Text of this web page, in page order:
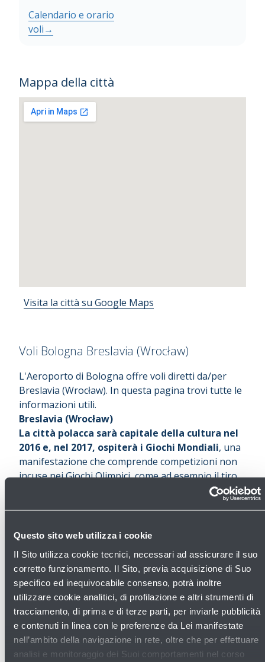
Questo sito web utilizza i cookie
Il Sito utilizza cookie tecnici, necessari ad assicurare il suo
corretto funzionamento. Il Sito, previa acquisizione di Suo
specifico ed inequivocabile consenso, potrà inoltre
utilizzare cookie analitici, di profilazione e altri strumenti di
tracciamento, di prima e di terze parti, per inviarle pubblicità
e contenuti in linea con le preferenze da Lei manifestate
nell’ambito della navigazione in rete, oltre che per effettuare
analisi e monitoraggio dei Suoi comportamenti nel corso
Calendario e orario
voli→
Mappa della città
Visita la città su Google Maps
Voli Bologna Breslavia (Wrocław)
L'Aeroporto di Bologna offre voli diretti da/per
Breslavia (Wrocław). In questa pagina trovi tutte le
informazioni utili.
Breslavia (Wrocław)
La città polacca sarà capitale della cultura nel
2016 e, nel 2017, ospiterà i Giochi Mondiali, una
manifestazione che comprende competizioni non
incuse nei Giochi Olimpici, come ad esempio il tiro
alla fune, il karate ed il pattinaggio artistico.
, situata a sud-
turistici soprattutto dopo i Campionati Europei di
Storicamente ha fatto parte prima dell'Impero
austriaco, poi della Prussia e della Germania, infine
è stata integrata nel territorio della Polonia.
Passaggi che hanno lasciato il segno nello stile
architettonico della città.
Il suocentro storicoospita infatti splendidi edifici
in stile gotico, rinascimentale, barocco e moderno.